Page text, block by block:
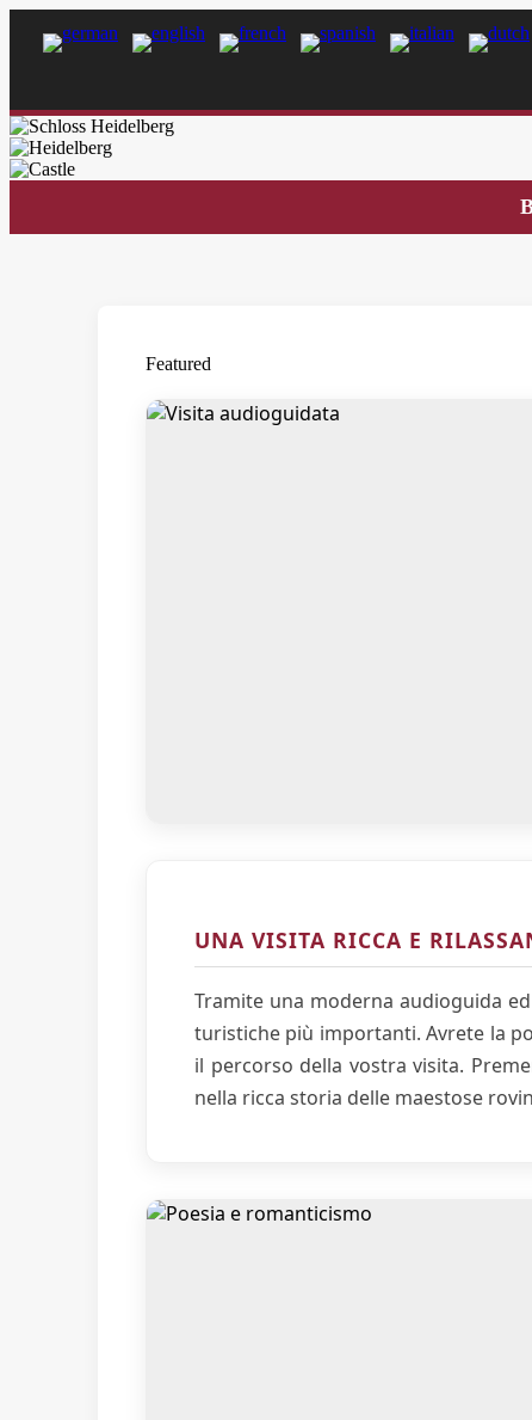
Featured
UNA VISITA RICCA E
Tramite una moderna audioguida
turistiche più importanti. Avrete la
il percorso della vostra visita.
nella ricca storia delle maestose